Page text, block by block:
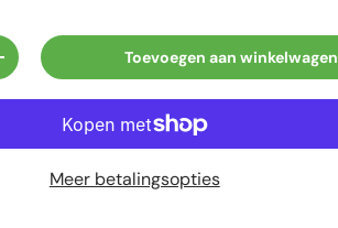
de hoeveelheidToevoegen aan winkelwagen
Meer betalingsopties